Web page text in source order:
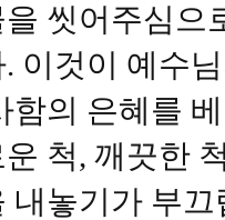
씻어주심으
. 이것이 예수
함의 은혜를
운 척, 깨끗한
내놓기가 부